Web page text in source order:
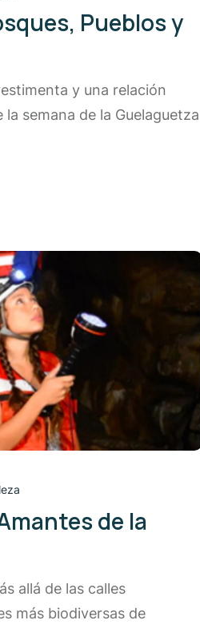
Pueblos y
y una relación
semana de la Guelaguetza
de la
allá de las calles
más biodiversas de